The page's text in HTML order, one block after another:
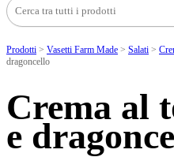
Prodotti > Vasetti Farm Made > Salati >
dragoncello
Crema al
e